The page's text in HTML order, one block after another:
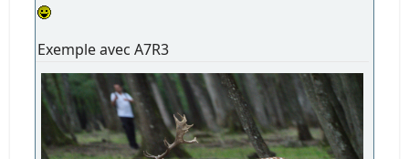
Exemple avec A7R3